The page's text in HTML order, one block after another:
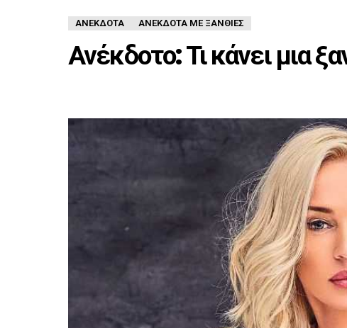
ΑΝΈΚΔΟΤΑ ΑΝΕΚΔΟΤΑ ΜΕ ΞΑΝΘΙΕΣ
Ανέκδοτο: Τι κάνει μια